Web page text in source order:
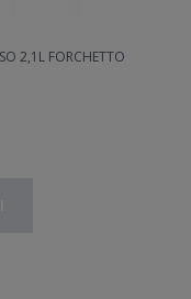
2,1L FORCHETTO